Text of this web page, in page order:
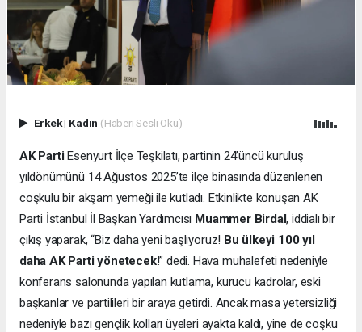
Erkek| Kadın (Haberi Sesli Oku)
AK PartiEsenyurt İlçe Teşkilatı, partinin 24’üncü kuruluş
yıldönümünü 14 Ağustos 2025’te ilçe binasında düzenlenen
coşkulu bir akşam yemeği ile kutladı. Etkinlikte konuşan AK
Parti İstanbul İl Başkan Yardımcısı Muammer Birdal, iddialı bir
çıkış yaparak, “Biz daha yeni başlıyoruz! Bu ülkeyi 100 yıl
daha AK Parti yönetecek!” dedi. Hava muhalefeti nedeniyle
konferans salonunda yapılan kutlama, kurucu kadrolar, eski
başkanlar ve partilileri bir araya getirdi. Ancak masa yetersizliği
nedeniyle bazı gençlik kolları üyeleri ayakta kaldı, yine de coşku